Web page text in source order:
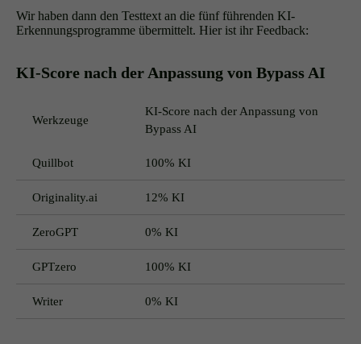
Wir haben dann den Testtext an die fünf führenden KI-
Erkennungsprogramme übermittelt. Hier ist ihr Feedback:
KI-Score nach der Anpassung von Bypass AI
Werkzeuge
KI-Score nach der Anpassung von
Bypass AI
Quillbot 100% KI
Originality.ai 12% KI
ZeroGPT 0% KI
GPTzero 100% KI
Writer 0% KI